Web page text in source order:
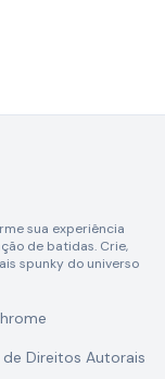
sua experiência
de batidas. Crie,
spunky do universo
Direitos Autorais